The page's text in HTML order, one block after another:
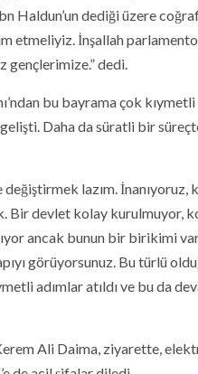
dediği üzere
etmeliyiz. İnşallah
gençlerimize.” dedi.
bu bayrama çok
Daha da süratli bir
lazım. İnanıyoruz,
Bir devlet kolay kurulmuyor,
ancak bunun bir birikimi
görüyorsunuz. Bu türlü
adımlar atıldı ve bu da
Ali Daima, ziyarette,